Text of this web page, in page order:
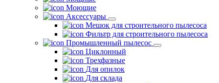
Моющие
Аксессуары
Мешок для строительного пылесоса
Фильтр для строительного пылесоса
Промышленный пылесос
Циклонный
Трехфазные
Для опилок
Для склада